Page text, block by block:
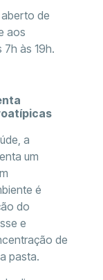
de
aos
às 19h.
a
um
é
do
e
de
pasta.